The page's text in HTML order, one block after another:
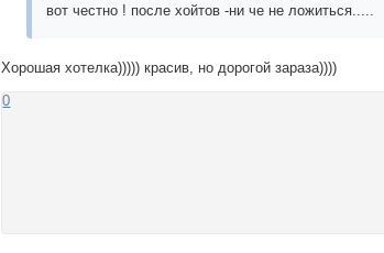
вот честно ! после хойтов -ни че не ложиться.....
Хорошая хотелка))))) красив, но дорогой зараза))))
0